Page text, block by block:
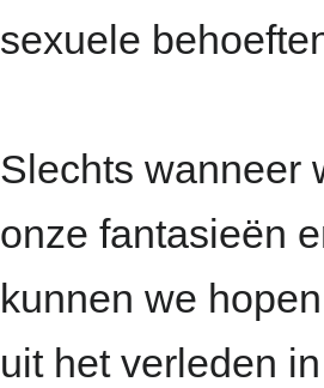
sexuele
Slechts wanneer
onze fantasieën
kunnen we
uit het verleden